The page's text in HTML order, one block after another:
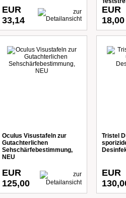
EUR
33,14
EUR
18,00
Oculus Visustafeln zur
Gutachterlichen
Sehschärfebestimmung,
NEU
EUR
125,00
Tristel
EUR